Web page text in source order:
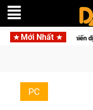
Mới Nhất
các chiến dịch lịch sử khốc liệt
PC